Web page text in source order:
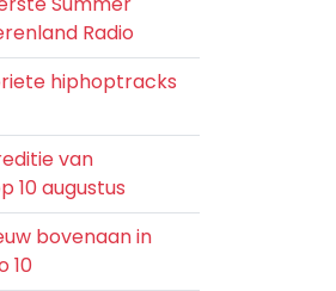
Radio
hiphoptracks
van
10 augustus
bovenaan in
10